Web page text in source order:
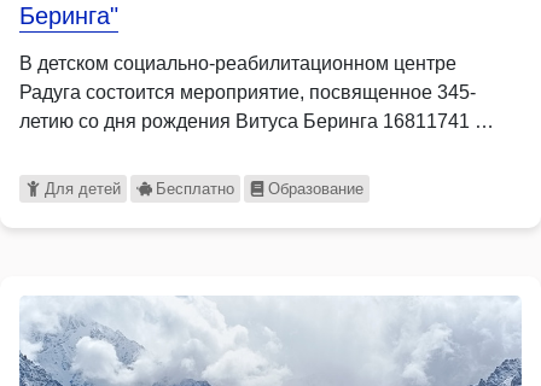
Беринга"
В детском социально-реабилитационном центре
Радуга состоится мероприятие, посвященное 345-
летию со дня рождения Витуса Беринга 16811741 …
Для детей Бесплатно Образование